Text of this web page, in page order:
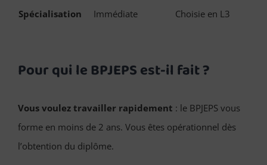
Spécialisation
Immédiate Choisie en L3
Pour qui le BPJEPS est-il fait ?
Vous voulez travailler rapidement : le BPJEPS vous
forme en moins de 2 ans. Vous êtes opérationnel dès
l’obtention du diplôme.